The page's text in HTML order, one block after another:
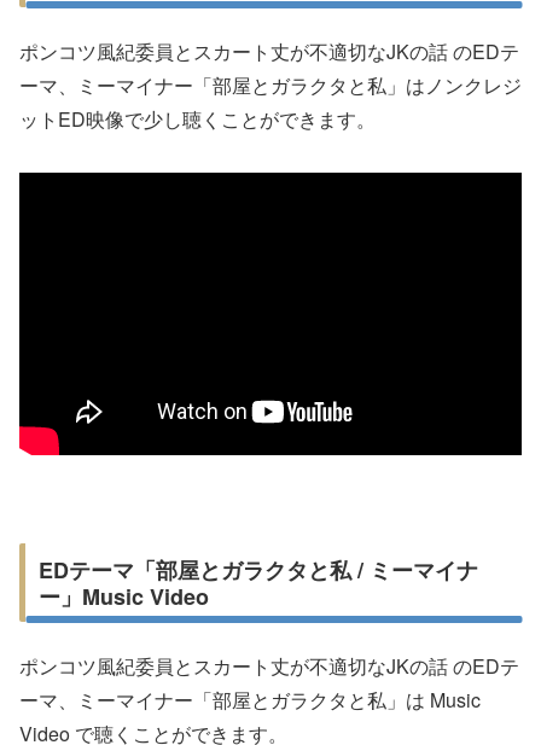
ポンコツ風紀委員とスカート丈が不適切なJKの話 のEDテ
ーマ、ミーマイナー「部屋とガラクタと私」はノンクレジ
ットED映像で少し聴くことができます。
EDテーマ「部屋とガラクタと私 / ミーマイナ
ー」Music Video
ポンコツ風紀委員とスカート丈が不適切なJKの話 のEDテ
ーマ、ミーマイナー「部屋とガラクタと私」は Music
Video で聴くことができます。